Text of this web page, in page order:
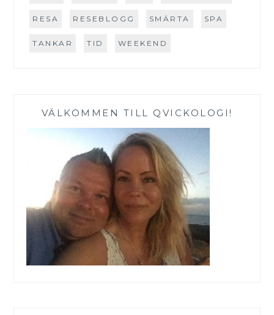
RESA RESEBLOGG SMÄRTA SPA
TANKAR TID WEEKEND
VÄLKOMMEN TILL QVICKOLOGI!